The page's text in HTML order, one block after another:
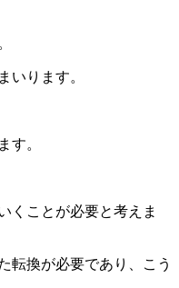
いります。
す。
くことが必要と考えま
転換が必要であり、こう